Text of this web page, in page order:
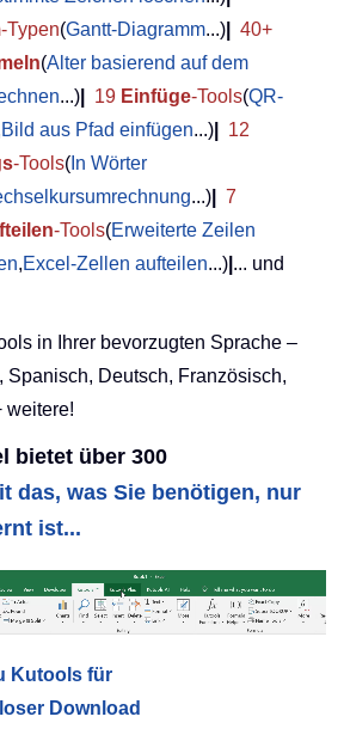
-Typen(Gantt-Diagramm...)
40+
(Alter basierend auf dem
...) 19 Einfüge-Tools(QR-
Bild aus Pfad einfügen...)
12
-Tools( In Wörter
...)
7
-Tools(Erweiterte Zeilen
,Excel-Zellen aufteilen...) ... und
in Ihrer bevorzugten Sprache –
Spanisch, Deutsch, Französisch,
weitere!
bietet über 300
das, was Sie benötigen, nur
ist...
Kutools für
Download